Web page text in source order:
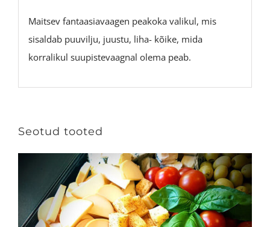
Maitsev fantaasiavaagen peakoka valikul, mis
sisaldab puuvilju, juustu, liha- kõike, mida
korralikul suupistevaagnal olema peab.
Seotud tooted